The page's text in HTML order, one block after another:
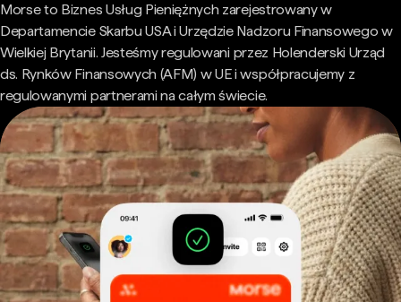
Morse to Biznes Usług Pieniężnych zarejestrowany w
Departamencie Skarbu USA i Urzędzie Nadzoru Finansowego w
Wielkiej Brytanii. Jesteśmy regulowani przez Holenderski Urząd
ds. Rynków Finansowych (AFM) w UE i współpracujemy z
regulowanymi partnerami na całym świecie.